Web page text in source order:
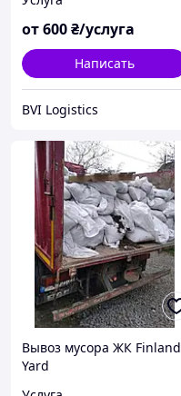
от600₴/услуга
Написать
BVI Logistics
Вывоз мусора ЖК Finland
Yard